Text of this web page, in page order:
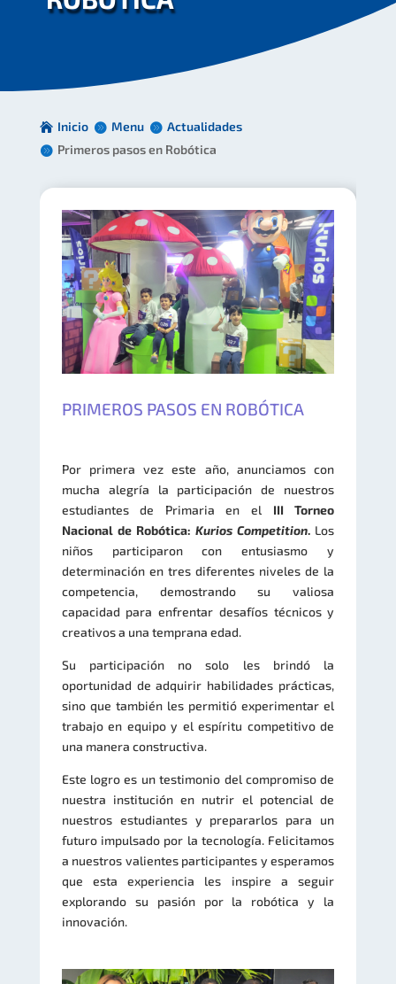
Inicio Menu
Actualidades
Primeros pasos en Robótica
PRIMEROS PASOS EN ROBÓTICA
Por primera vez este año, anunciamos con
mucha alegría la participación de nuestros
estudiantes de Primaria en el III Torneo
Nacional de Robótica:Kurios Competition. ​​L​os
niños participaron con entusiasmo y
determinación en ​tres diferentes niveles de la
competencia, demostrando su valiosa
capacidad para enfrentar desafíos técnicos y
creativos a una temprana edad.
Su participación no solo les brindó la
oportunidad de adquirir habilidades prácticas,
sino que también les permitió experimentar el
trabajo en equipo y el espíritu competitivo de
una manera constructiva.
Este logro es un testimonio del compromiso de
nuestra institución en nutrir el potencial de
nuestros estudiantes y prepararlos para un
futuro impulsado por la tecnología. Felicitamos
a nuestros valientes participantes y esperamos
que esta experiencia les inspire a seguir
explorando su pasión por la robótica y la
innovación.